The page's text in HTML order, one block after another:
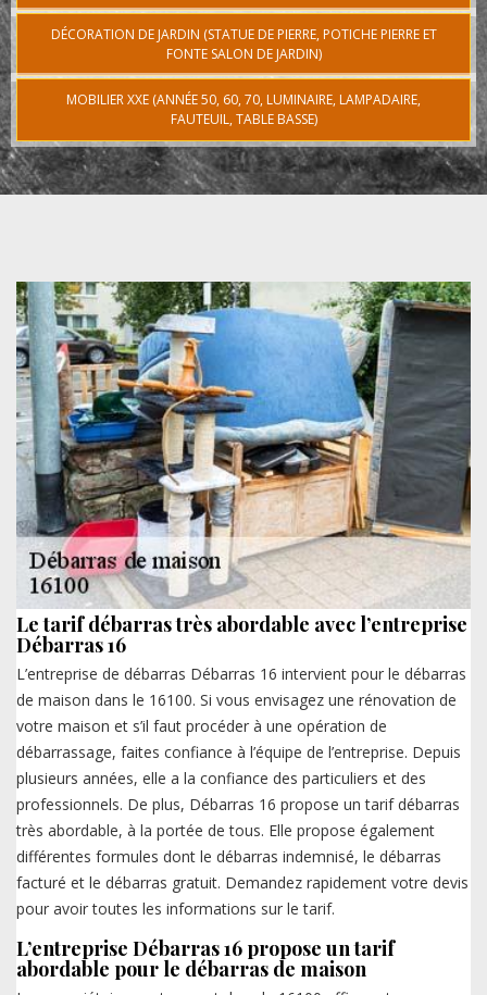
DÉCORATION DE JARDIN (STATUE DE PIERRE, POTICHE PIERRE ET
FONTE SALON DE JARDIN)
MOBILIER XXE (ANNÉE 50, 60, 70, LUMINAIRE, LAMPADAIRE,
FAUTEUIL, TABLE BASSE)
Le tarif débarras très abordable avec l’entreprise
Débarras 16
L’entreprise de débarras Débarras 16 intervient pour le débarras
de maison dans le 16100. Si vous envisagez une rénovation de
votre maison et s’il faut procéder à une opération de
débarrassage, faites confiance à l’équipe de l’entreprise. Depuis
plusieurs années, elle a la confiance des particuliers et des
professionnels. De plus, Débarras 16 propose un tarif débarras
très abordable, à la portée de tous. Elle propose également
différentes formules dont le débarras indemnisé, le débarras
facturé et le débarras gratuit. Demandez rapidement votre devis
pour avoir toutes les informations sur le tarif.
L’entreprise Débarras 16 propose un tarif
abordable pour le débarras de maison